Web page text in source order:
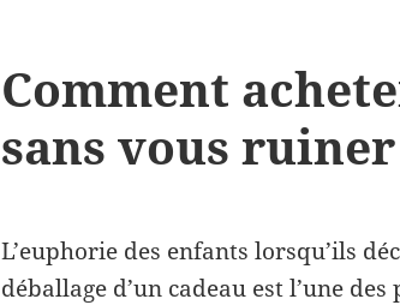
Comment
sans vous ruiner
L’euphorie des enfants lorsqu’ils
déballage d’un cadeau est l’une